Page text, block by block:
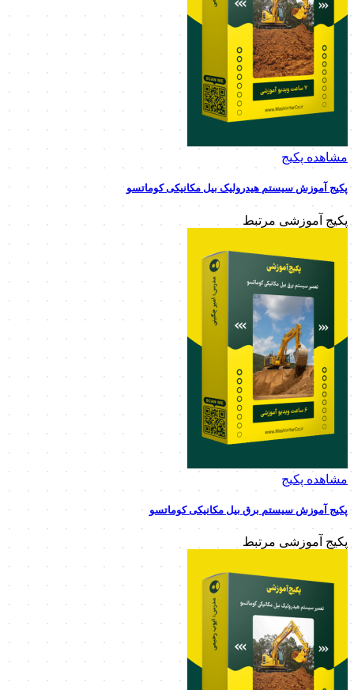
مشاهده پکیج
پکیج آموزش سیستم هیدرولیک بیل مکانیکی کوماتسو
پکیج آموزشی مرتبط
مشاهده پکیج
پکیج آموزش سیستم برق بیل مکانیکی کوماتسو
پکیج آموزشی مرتبط